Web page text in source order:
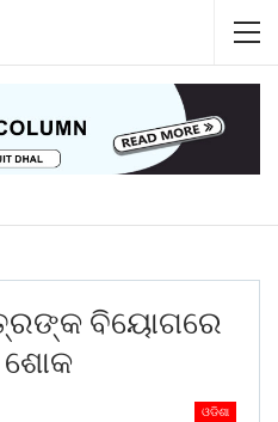
ବିୟୋଗରେ
ଶୋକ
ଓଡିଶା